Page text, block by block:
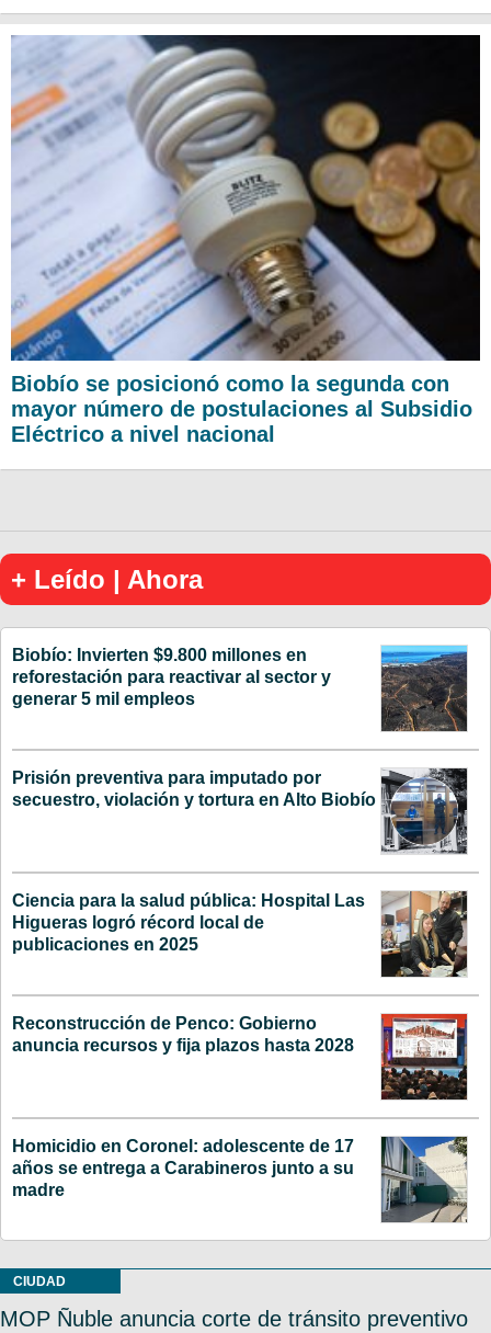
Biobío se posicionó como la segunda con
mayor número de postulaciones al Subsidio
Eléctrico a nivel nacional
+ Leído | Ahora
Biobío: Invierten $9.800 millones en
reforestación para reactivar al sector y
generar 5 mil empleos
Prisión preventiva para imputado por
secuestro, violación y tortura en Alto Biobío
Ciencia para la salud pública: Hospital Las
Higueras logró récord local de
publicaciones en 2025
Reconstrucción de Penco: Gobierno
anuncia recursos y fija plazos hasta 2028
Homicidio en Coronel: adolescente de 17
años se entrega a Carabineros junto a su
madre
CIUDAD
MOP Ñuble anuncia corte de tránsito preventivo